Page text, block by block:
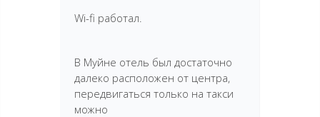
Wi-fi работал.
В Муйне отель был достаточно
далеко расположен от центра,
передвигаться только на такси
можно